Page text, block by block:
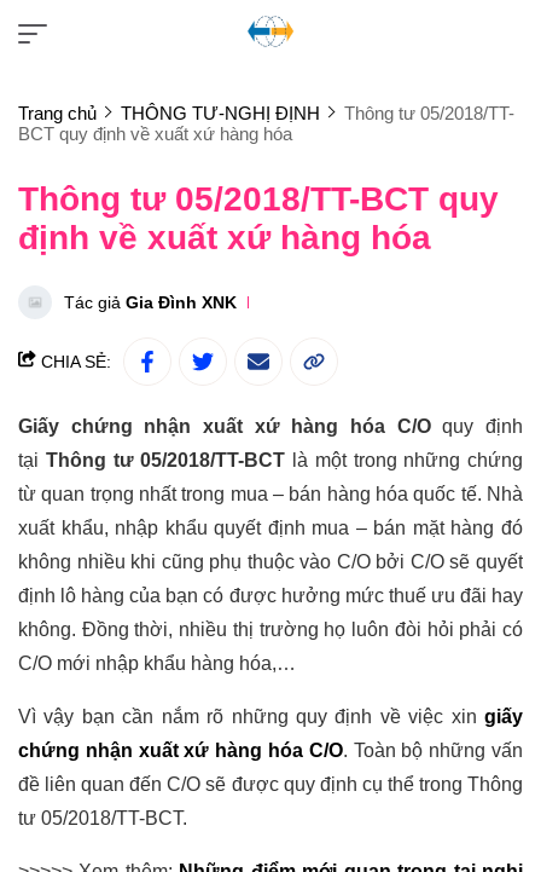
Trang chủ THÔNG TƯ-NGHỊ ĐỊNH
Thông tư 05/2018/TT-
BCT quy định về xuất xứ hàng hóa
Thông tư 05/2018/TT-BCT quy
định về xuất xứ hàng hóa
Tác giả Gia Đình XNK
CHIA SẺ:
Giấy chứng nhận xuất xứ hàng hóa C/Oquy định
tại Thông tư 05/2018/TT-BCT là một trong những chứng
từ quan trọng nhất trong mua – bán hàng hóa quốc tế. Nhà
xuất khẩu, nhập khẩu quyết định mua – bán mặt hàng đó
không nhiều khi cũng phụ thuộc vào C/O bởi C/O sẽ quyết
định lô hàng của bạn có được hưởng mức thuế ưu đãi hay
không. Đồng thời, nhiều thị trường họ luôn đòi hỏi phải có
C/O mới nhập khẩu hàng hóa,…
Vì vậy bạn cần nắm rõ những quy định về việc xin giấy
chứng nhận xuất xứ hàng hóa C/O. Toàn bộ những vấn
đề liên quan đến C/O sẽ được quy định cụ thể trong Thông
tư 05/2018/TT-BCT.